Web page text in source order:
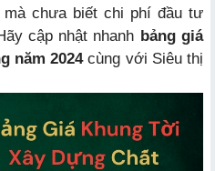
chưa biết chi phí đầu tư
cập nhật nhanh bảng giá
năm 2024cùng với Siêu thị